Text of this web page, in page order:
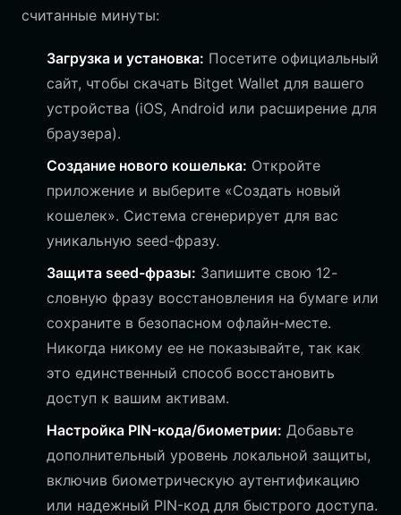
считанные минуты:
Загрузка и установка: Посетите официальный
сайт, чтобы скачать Bitget Wallet для вашего
устройства (iOS, Android или расширение для
браузера).
Создание нового кошелька: Откройте
приложение и выберите «Создать новый
кошелек». Система сгенерирует для вас
уникальную seed-фразу.
Защита seed-фразы: Запишите свою 12-
словную фразу восстановления на бумаге или
сохраните в безопасном офлайн-месте.
Никогда никому ее не показывайте, так как
это единственный способ восстановить
доступ к вашим активам.
Настройка PIN-кода/биометрии: Добавьте
дополнительный уровень локальной защиты,
включив биометрическую аутентификацию
или надежный PIN-код для быстрого доступа.